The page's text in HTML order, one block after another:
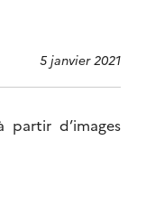
5 janvier 2021
partir d’images